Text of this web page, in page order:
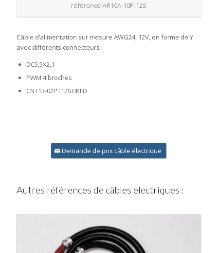
référence HR10A-10P-12S
Câble d’alimentation sur mesure AWG24, 12V, en forme de Y
avec différents connecteurs :
DC5,5×2,1
PWM 4 broches
CNT13-02PT12SHKFD
Demande de prix câble électrique
Autres références de câbles électriques :